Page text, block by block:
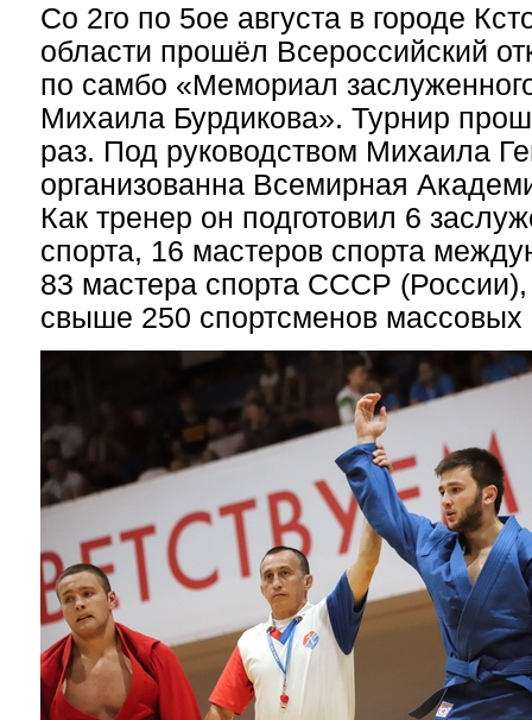
Со 2го по 5ое августа в городе
области прошёл Всероссийский
по самбо «Мемориал
Михаила Бурдикова». Турнир
раз. Под руководством Михаила
организованна Всемирная
Как тренер он подготовил 6
спорта, 16 мастеров спорта
83 мастера спорта СССР (России),
свыше 250 спортсменов массовых